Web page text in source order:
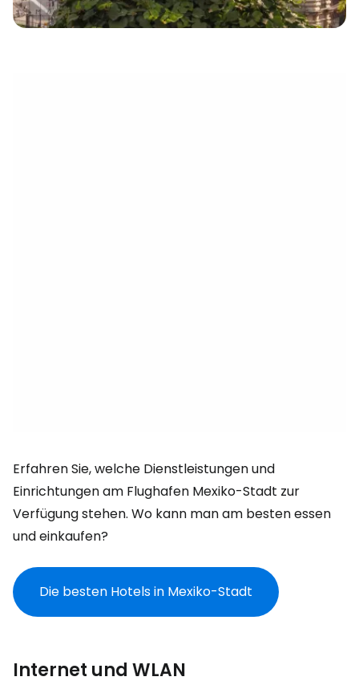
Erfahren Sie, welche Dienstleistungen und
Einrichtungen am Flughafen Mexiko-Stadt zur
Verfügung stehen. Wo kann man am besten essen
und einkaufen?
Die besten Hotels in Mexiko-Stadt
Internet und WLAN